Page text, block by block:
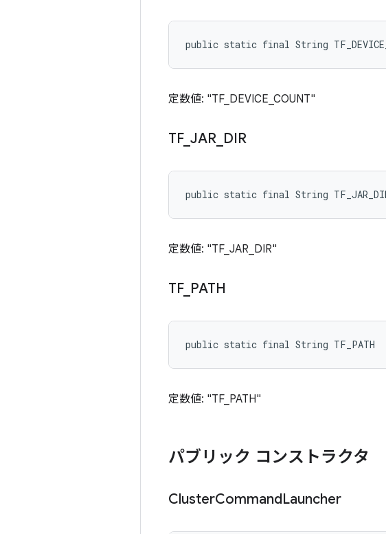
public static final String
定数値: "TF_DEVICE_COUNT"
TF_ JAR DIR
public static final String
定数値: "TF_JAR_DIR"
TF_ PATH
public static final String TF_PATH
定数値: "TF_PATH"
パブリック コンストラクタ
ClusterCommandLauncher